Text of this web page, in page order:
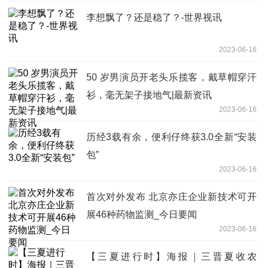
​李想飘了？还是稳了？-世界视讯
2023-06-16
50 岁男演员开老头乐揽客，戴草帽穿汗
衫，毫无架子接地气|最新资讯
2023-06-16
历经3载有余，便利仔终获3.0全新“安装
包”
2023-06-16
首次对外发布 北京亦庄企业新技术可开
展46种药物监测_今日要闻
2023-06-16
【三夏进行时】海报｜三晋夏收农